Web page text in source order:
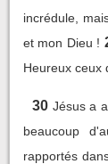
incrédule,
et mon Dieu !
Heureux ceux
30 Jésus a
beaucoup
rapportés